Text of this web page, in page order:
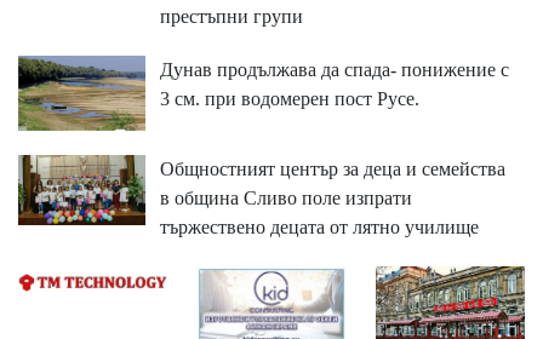
престъпни групи
Дунав продължава да спада- понижение с
3 см. при водомерен пост Русе.
Общностният център за деца и семейства
в община Сливо поле изпрати
тържествено децата от лятно училище